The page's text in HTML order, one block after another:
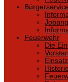
Bürgerservice
Feuerwehr
Die
Historie